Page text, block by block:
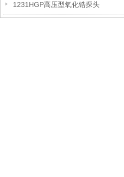
1231HGP高压型氧化锆探头